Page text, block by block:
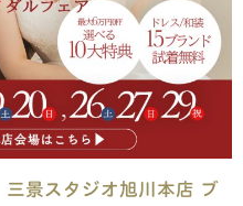
景スタジオ旭川本店 ブ